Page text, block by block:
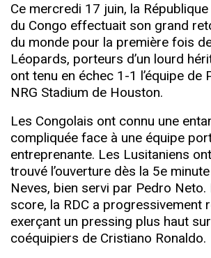
Ce mercredi 17 juin, la
du Congo effectuait son grand
du monde pour la première fois
Léopards, porteurs d’un lourd
ont tenu en échec 1-1 l’équipe de
NRG Stadium de Houston.
Les Congolais ont connu une
compliquée face à une équipe
entreprenante. Les Lusitaniens
trouvé l’ouverture dès la 5e
Neves, bien servi par Pedro Neto.
score, la RDC a progressivement
exerçant un pressing plus haut
coéquipiers de Cristiano Ronaldo.